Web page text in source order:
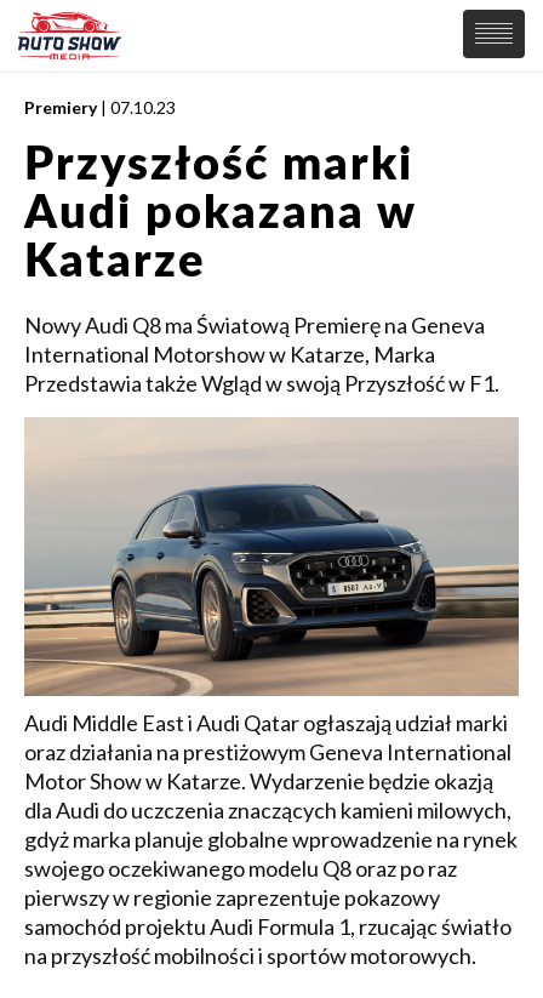
PREMIERY
SAMOCHODY
Wiadomości
Supersamochody
Samochody Koncepcyjne
Elektryczne
MOTORSPORT
Premiery | 07.10.23
Przyszłość marki
Audi pokazana w
Katarze
Nowy Audi Q8 ma Światową Premierę na Geneva
International Motorshow w Katarze, Marka
Przedstawia także Wgląd w swoją Przyszłość w F1.
Audi Middle East i Audi Qatar ogłaszają udział marki
oraz działania na prestiżowym Geneva International
Motor Show w Katarze. Wydarzenie będzie okazją
dla Audi do uczczenia znaczących kamieni milowych,
gdyż marka planuje globalne wprowadzenie na rynek
swojego oczekiwanego modelu Q8 oraz po raz
pierwszy w regionie zaprezentuje pokazowy
samochód projektu Audi Formula 1, rzucając światło
na przyszłość mobilności i sportów motorowych.